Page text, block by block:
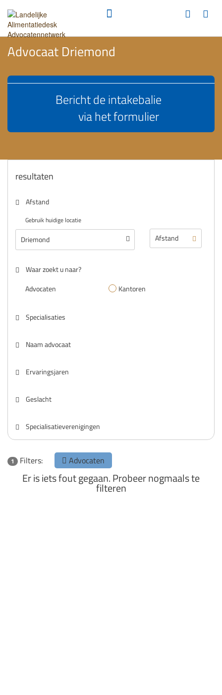
Advocaat Driemond
Bericht de intakebalie
via het formulier
resultaten
Afstand
Gebruik huidige locatie
Waar zoekt u naar?
Advocaten
Kantoren
Specialisaties
Naam advocaat
Ervaringsjaren
Geslacht
Specialisatieverenigingen
1 Filters: Advocaten
Er is iets fout gegaan. Probeer nogmaals te
filteren